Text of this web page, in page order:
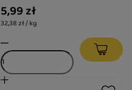
5,99 zł
32,38 zł / kg